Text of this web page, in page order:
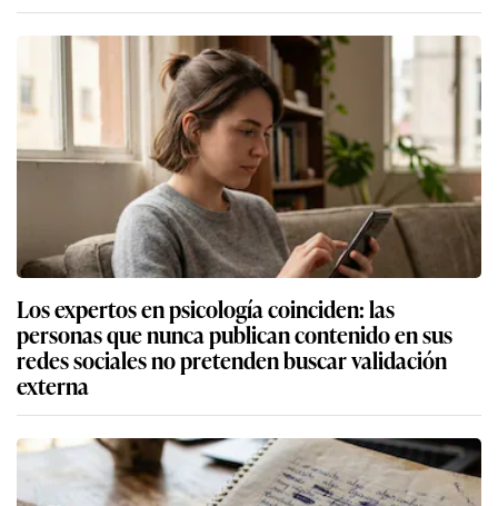
Los expertos en psicología coinciden: las
personas que nunca publican contenido en sus
redes sociales no pretenden buscar validación
externa